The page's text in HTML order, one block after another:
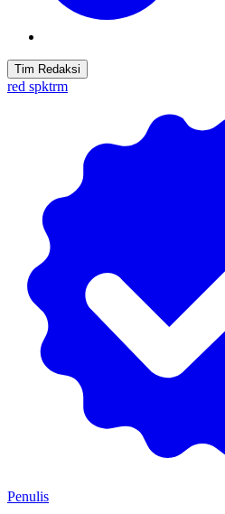
Tim Redaksi
red spktrm
Penulis